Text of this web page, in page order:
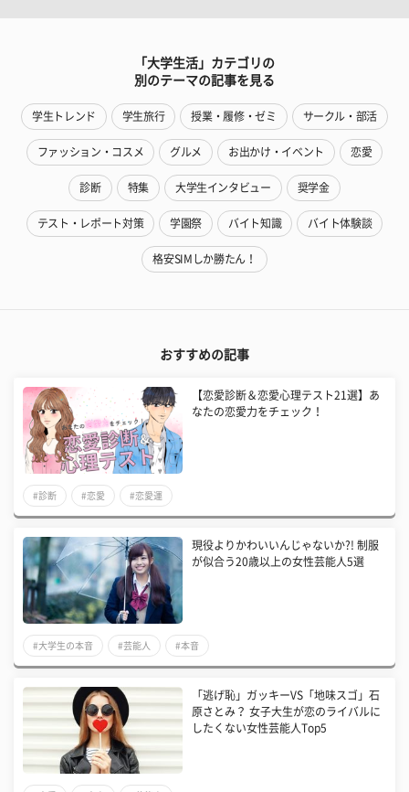
「大学生活」カテゴリの
別のテーマの記事を見る
学生トレンド 学生旅行 授業・履修・ゼミ サークル・部活
ファッション・コスメ グルメ お出かけ・イベント 恋愛
診断 特集 大学生インタビュー 奨学金
テスト・レポート対策 学園祭 バイト知識 バイト体験談
格安SIMしか勝たん！
おすすめの記事
【恋愛診断＆恋愛心理テスト21選】あ
なたの恋愛力をチェック！
#診断 #恋愛 #恋愛運
現役よりかわいいんじゃないか?! 制服
が似合う20歳以上の女性芸能人5選
#大学生の本音 #芸能人 #本音
「逃げ恥」ガッキーVS「地味スゴ」石
原さとみ？ 女子大生が恋のライバルに
したくない女性芸能人Top5